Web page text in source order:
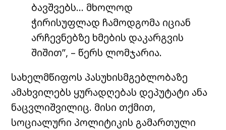
ბავშვებს… მხოლოდ
ჭირისუფლად ჩამოდგომა იციან
არჩევნებზე ხმების დაკარგვის
შიშით”, – წერს ლომჯარია.
სახელმწიფოს პასუხისმგებლობაზე
ამახვილებს ყურადღებას დეპუტატი ანა
ნაცვლიშვილიც. მისი თქმით,
სოციალური პოლიტიკის გამართული